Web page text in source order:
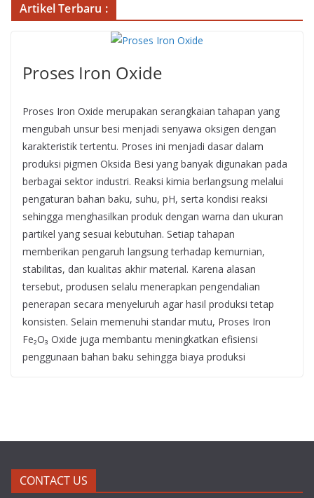
Artikel Terbaru :
Proses Iron Oxide
Proses Iron Oxide merupakan serangkaian tahapan yang
mengubah unsur besi menjadi senyawa oksigen dengan
karakteristik tertentu. Proses ini menjadi dasar dalam
produksi pigmen Oksida Besi yang banyak digunakan pada
berbagai sektor industri. Reaksi kimia berlangsung melalui
pengaturan bahan baku, suhu, pH, serta kondisi reaksi
sehingga menghasilkan produk dengan warna dan ukuran
partikel yang sesuai kebutuhan. Setiap tahapan
memberikan pengaruh langsung terhadap kemurnian,
stabilitas, dan kualitas akhir material. Karena alasan
tersebut, produsen selalu menerapkan pengendalian
penerapan secara menyeluruh agar hasil produksi tetap
konsisten. Selain memenuhi standar mutu, Proses Iron
Fe₂O₃ Oxide juga membantu meningkatkan efisiensi
penggunaan bahan baku sehingga biaya produksi
CONTACT US